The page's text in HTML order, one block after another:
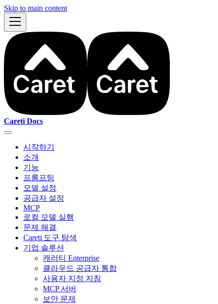
Skip to main content
Careti Docs
시작하기
소개
기능
프롬프팅
모델 설정
공급자 설정
MCP
로컬 모델 실행
문제 해결
Careti 도구 탐색
기업 솔루션
캐러티 Enterprise
클라우드 공급자 통합
사용자 지정 지침
MCP 서버
보안 문제